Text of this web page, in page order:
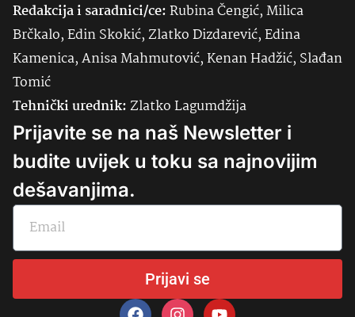
Redakcija i saradnici/ce:Rubina Čengić, Milica
Brčkalo, Edin Skokić, Zlatko Dizdarević, Edina
Kamenica, Anisa Mahmutović, Kenan Hadžić, Slađan
Tomić
Tehnički urednik:Zlatko Lagumdžija
Prijavite se na naš Newsletter i
budite uvijek u toku sa najnovijim
dešavanjima.
Prijavi se